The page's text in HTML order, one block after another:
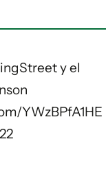
y el
YWzBPfA1HE